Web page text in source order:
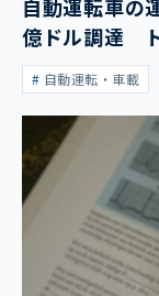
自動運転車の
億ドル調達
自動運転・車載